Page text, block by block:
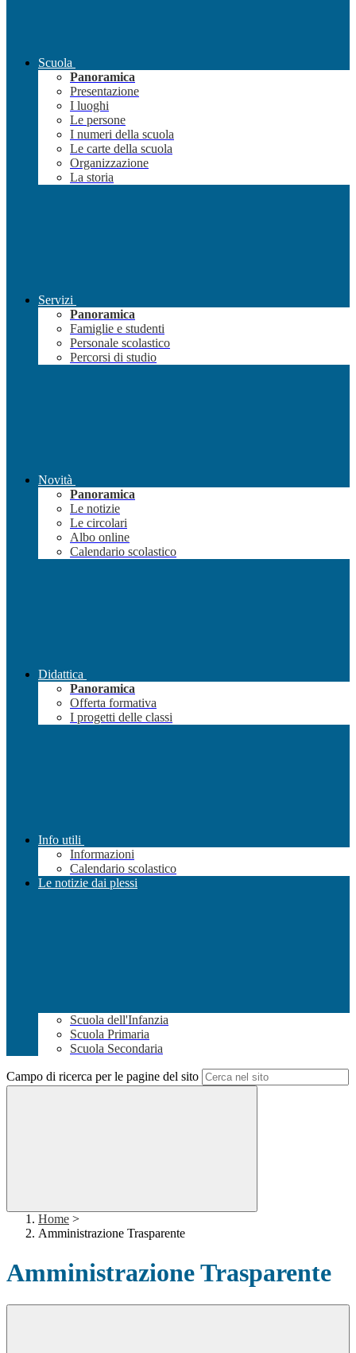
Scuola
Panoramica
Presentazione
I luoghi
Le persone
I numeri della scuola
Le carte della scuola
Organizzazione
La storia
Servizi
Panoramica
Famiglie e studenti
Personale scolastico
Percorsi di studio
Novità
Panoramica
Le notizie
Le circolari
Albo online
Calendario scolastico
Didattica
Panoramica
Offerta formativa
I progetti delle classi
Info utili
Informazioni
Calendario scolastico
Le notizie dai plessi
Scuola dell'Infanzia
Scuola Primaria
Scuola Secondaria
Campo di ricerca per le pagine del sito
Home >
Amministrazione Trasparente
Amministrazione Trasparente